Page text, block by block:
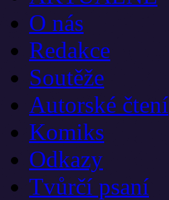
O nás
Redakce
Soutěže
Autorské čtení
Komiks
Odkazy
Tvůrčí psaní